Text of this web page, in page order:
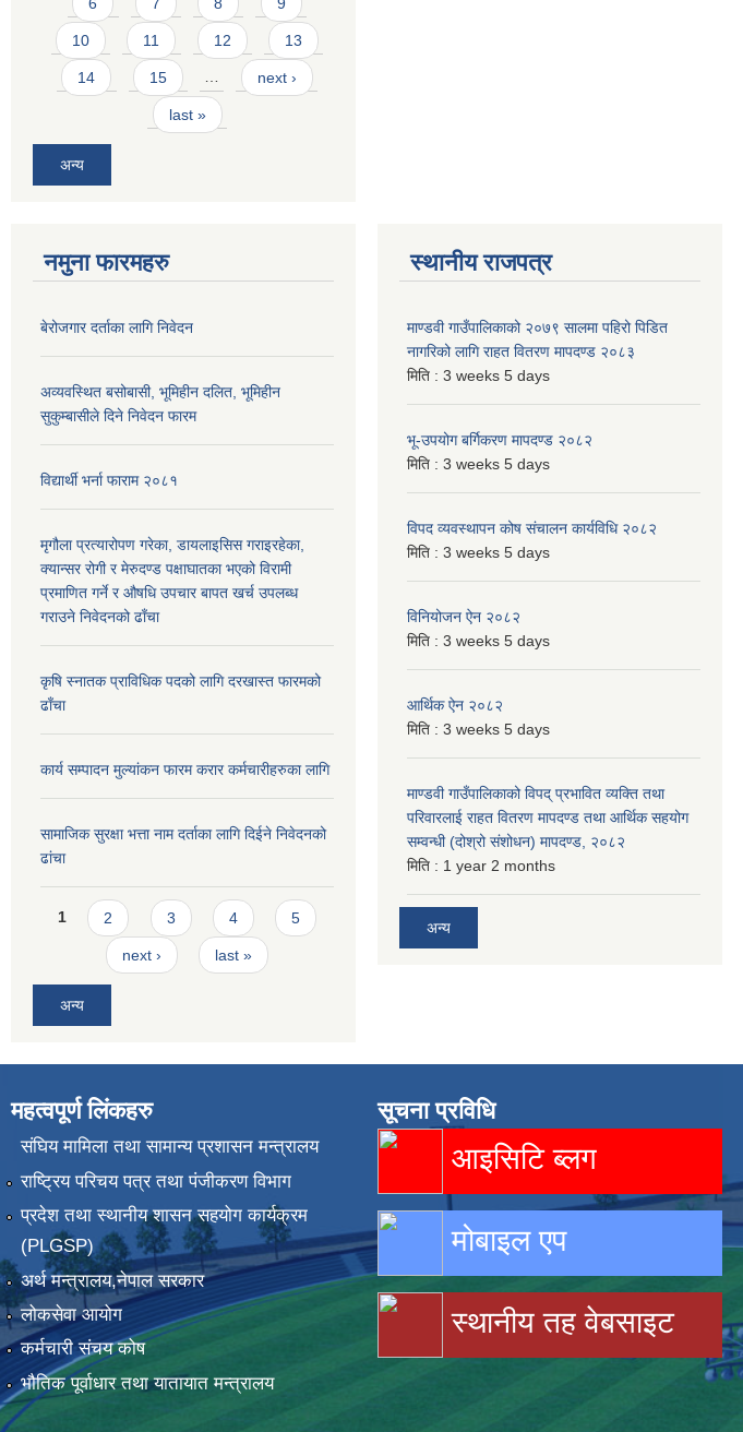
10 11 12 13
14 15 … next ›
last »
अन्य
नमुना फारमहरु
बेरोजगार दर्ताका लागि निवेदन
अव्यवस्थित बसोबासी, भूमिहीन दलित, भूमिहीन
सुकुम्बासीले दिने निवेदन फारम
विद्यार्थी भर्ना फाराम २०८१
मृगौला प्रत्यारोपण गरेका, डायलाइसिस गराइरहेका,
क्यान्सर रोगी र मेरुदण्ड पक्षाघातका भएको विरामी
प्रमाणित गर्ने र औषधि उपचार बापत खर्च उपलब्ध
गराउने निवेदनको ढाँचा
कृषि स्नातक प्राविधिक पदको लागि दरखास्त फारमको
ढाँचा
कार्य सम्पादन मुल्यांकन फारम करार कर्मचारीहरुका लागि
सामाजिक सुरक्षा भत्ता नाम दर्ताका लागि दिईने निवेदनको
ढांचा
Pages
1 2 3 4 5
next › last »
अन्य
स्थानीय राजपत्र
माण्डवी गाउँपालिकाको २०७९ सालमा पहिरो पिडित
नागरिको लागि राहत वितरण मापदण्ड २०८३
मिति : 3 weeks 5 days
भू-उपयोग बर्गिकरण मापदण्ड २०८२
मिति : 3 weeks 5 days
विपद व्यवस्थापन कोष संचालन कार्यविधि २०८२
मिति : 3 weeks 5 days
विनियोजन ऐन २०८२
मिति : 3 weeks 5 days
आर्थिक ऐन २०८२
मिति : 3 weeks 5 days
माण्डवी गाउँपालिकाको विपद् प्रभावित व्यक्ति तथा
परिवारलाई राहत वितरण मापदण्ड तथा आर्थिक सहयोग
सम्वन्धी (दोश्रो संशोधन) मापदण्ड, २०८२
मिति : 1 year 2 months
अन्य
महत्वपूर्ण लिंकहरु
संघिय मामिला तथा सामान्य प्रशासन मन्त्रालय
राष्ट्रिय परिचय पत्र तथा पंजीकरण विभाग
प्रदेश तथा स्थानीय शासन सहयोग कार्यक्रम
(PLGSP)
अर्थ मन्त्रालय,नेपाल सरकार
लोकसेवा आयोग
कर्मचारी संचय कोष
भौतिक पूर्वाधार तथा यातायात मन्त्रालय
सूचना प्रविधि
आइसिटि ब्लग
मोबाइल एप
स्थानीय तह वेबसाइट